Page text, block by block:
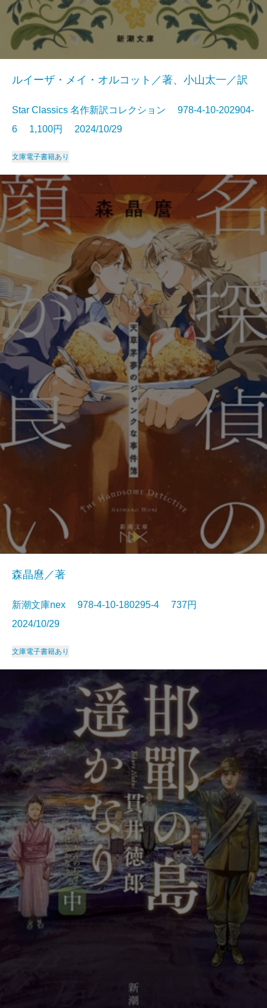
ルイーザ・メイ・オルコット／著、小山太一／訳
Star Classics 名作新訳コレクション 978-4-10-202904-
6 1,100円 2024/10/29
文庫電子書籍あり
森晶麿／著
新潮文庫nex 978-4-10-180295-4 737円
2024/10/29
文庫電子書籍あり